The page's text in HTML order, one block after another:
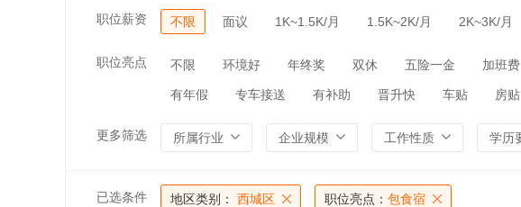
职位薪资 不限 面议 1K~1.5K/月 1.5K~2K/月 2K~3K/月
职位亮点 不限 环境好 年终奖 双休 五险一金 加班费
有年假 专车接送 有补助 晋升快 车贴 房贴
更多筛选 所属行业 企业规模 工作性质 学历
已选条件 地区类别： 西城区 职位亮点： 包食宿